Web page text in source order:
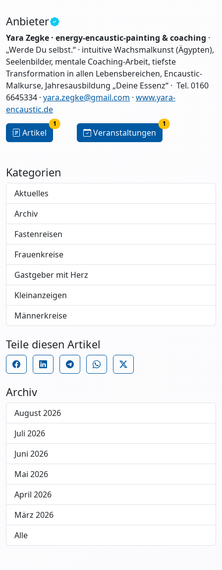
Anbieter
Yara Zegke · energy-encaustic-painting & coaching ·
„Werde Du selbst.“ · intuitive Wachsmalkunst (Ägypten),
Seelenbilder, mentale Coaching-Arbeit, tiefste
Transformation in allen Lebensbereichen, Encaustic-
Malkurse, Jahresausbildung „Deine Essenz“ · Tel. 0160
6645334 · yara.zegke@gmail.com · www.yara-
encaustic.de
Artikel
1
Veranstaltungen
1
Kategorien
Aktuelles
Archiv
Fastenreisen
Frauenkreise
Gastgeber mit Herz
Kleinanzeigen
Männerkreise
Teile diesen Artikel
Archiv
August 2026
Juli 2026
Juni 2026
Mai 2026
April 2026
März 2026
Alle